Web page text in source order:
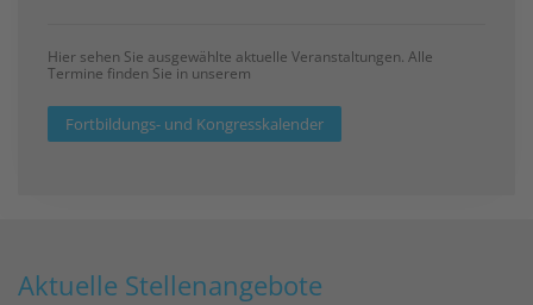
Hier sehen Sie ausgewählte aktuelle Veranstaltungen. Alle
Termine finden Sie in unserem
Fortbildungs- und Kongresskalender
Aktuelle Stellenangebote